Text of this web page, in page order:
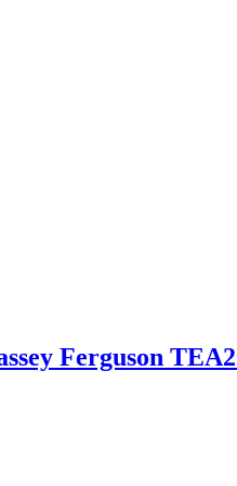
Ferguson